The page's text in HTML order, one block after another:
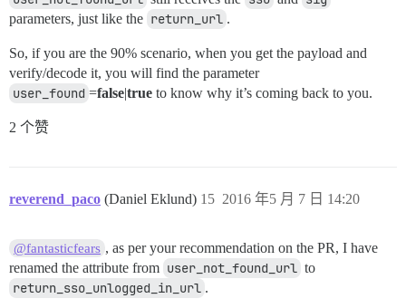
parameters, just like the return_url .
So, if you are the 90% scenario, when you get the payload and
verify/decode it, you will find the parameter
user_found =false|true to know why it’s coming back to you.
2 个赞
reverend_paco (Daniel Eklund) 2016 年5 月 7 日 14:20
15
@fantasticfears , as per your recommendation on the PR, I have
renamed the attribute from user_not_found_url to
return_sso_unlogged_in_url .